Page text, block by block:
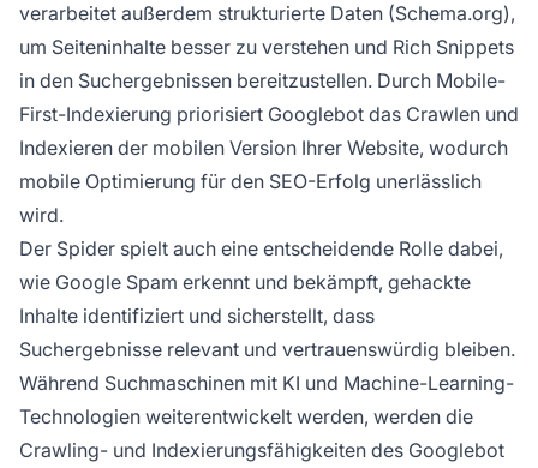
verarbeitet außerdem strukturierte Daten (Schema.org),
um Seiteninhalte besser zu verstehen und Rich Snippets
in den Suchergebnissen bereitzustellen. Durch Mobile-
First-Indexierung priorisiert Googlebot das Crawlen und
Indexieren der mobilen Version Ihrer Website, wodurch
mobile Optimierung für den SEO-Erfolg unerlässlich
wird.
Der Spider spielt auch eine entscheidende Rolle dabei,
wie Google Spam erkennt und bekämpft, gehackte
Inhalte identifiziert und sicherstellt, dass
Suchergebnisse relevant und vertrauenswürdig bleiben.
Während Suchmaschinen mit KI und Machine-Learning-
Technologien weiterentwickelt werden, werden die
Crawling- und Indexierungsfähigkeiten des Googlebot